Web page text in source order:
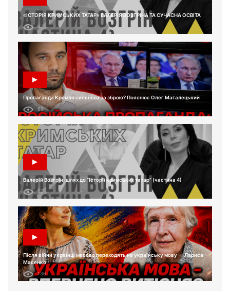
«ІСТОРІЯ КРИМСЬКИХ ТАТАР» ВАЛЕРІЯ ВОЗГРІНА ТА СУЧАСНА ОСВІТА
47
Пропаганда Кремля сильніша за зброю? Пояснює Олег Магалецький
69
Валерій Возгрін: шлях до “Історії кримських татар” (частина 4)
57
Після війни українці масово переходять на українську мову — Лариса
Масенко
136